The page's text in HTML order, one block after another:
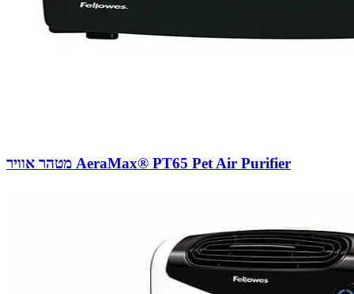
מטהר אוויר AeraMax® PT65 Pet Air Purifier